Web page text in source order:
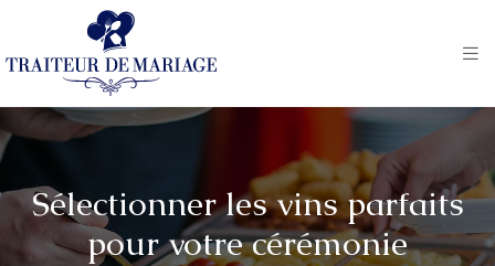
Sélectionner les vins parfaits
pour votre cérémonie